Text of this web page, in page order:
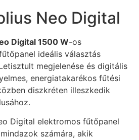
Neo Digital
Digital 1500 W-os
ideális választás
megjelenése és digitális
energiatakarékos fűtési
diszkréten illeszkedik
Digital elektromos fűtőpanel
számára, akik